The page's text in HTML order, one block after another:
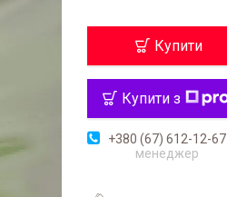
Купити
Купити з
+380 (67) 612-12-67
менеджер